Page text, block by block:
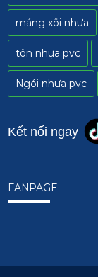
máng xối nhựa
tôn nhựa pvc
Ngói nhựa pvc
Kết nối ngay
FANPAGE